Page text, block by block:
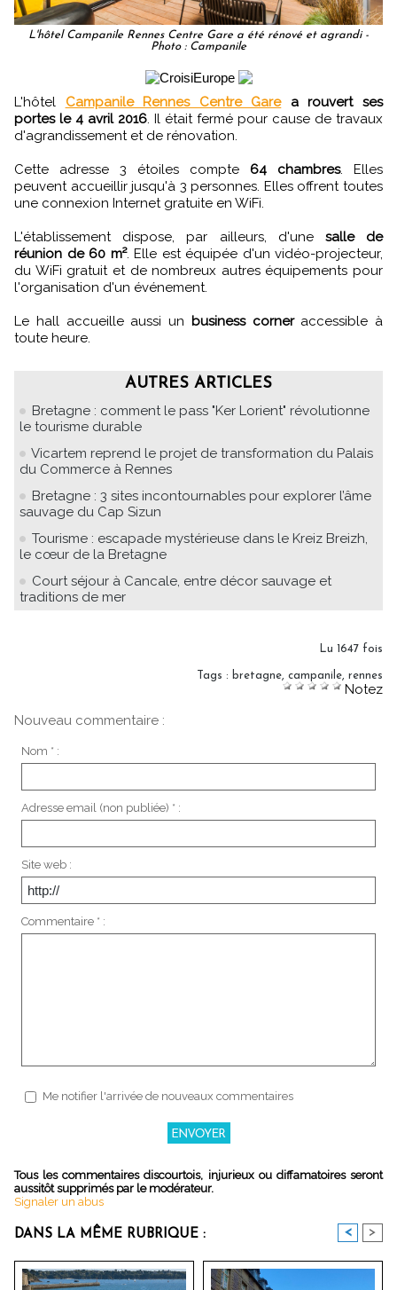
L'hôtel Campanile Rennes Centre Gare a été rénové et agrandi -
Photo : Campanile
L'hôtel Campanile Rennes Centre Gare
a rouvert ses
portes le 4 avril 2016. Il était fermé pour cause de travaux
d'agrandissement et de rénovation.
Cette adresse 3 étoiles compte 64 chambres. Elles
peuvent accueillir jusqu'à 3 personnes. Elles offrent toutes
une connexion Internet gratuite en WiFi.
L'établissement dispose, par ailleurs, d'une salle de
réunion de 60 m². Elle est équipée d'un vidéo-projecteur,
du WiFi gratuit et de nombreux autres équipements pour
l'organisation d'un événement.
Le hall accueille aussi un business corneraccessible à
toute heure.
AUTRES ARTICLES
Bretagne : comment le pass "Ker Lorient" révolutionne
le tourisme durable
Vicartem reprend le projet de transformation du Palais
du Commerce à Rennes
Bretagne : 3 sites incontournables pour explorer l’âme
sauvage du Cap Sizun
Tourisme : escapade mystérieuse dans le Kreiz Breizh,
le cœur de la Bretagne
Court séjour à Cancale, entre décor sauvage et
traditions de mer
Lu 1647 fois
Tags : bretagne, campanile, rennes
Notez
Nouveau commentaire :
Nom * :
Adresse email (non publiée) * :
Site web :
Commentaire * :
Me notifier l'arrivée de nouveaux commentaires
Tous les commentaires discourtois, injurieux ou diffamatoires seront
aussitôt supprimés par le modérateur.
Signaler un abus
DANS LA MÊME RUBRIQUE : < >